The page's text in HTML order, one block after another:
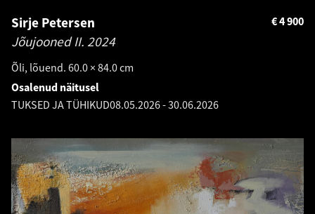
Sirje Petersen
Jõujooned II. 2024
Õli, lõuend. 60.0 × 84.0 cm
4 900
€
Osalenud näitusel
TUKSED JA TÜHIKUD08.05.2026-30.06.2026